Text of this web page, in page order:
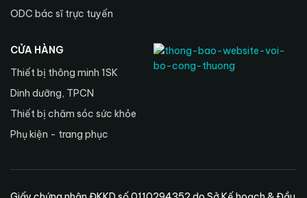
ODC bác sĩ trực tuyến
CỬA HÀNG
Thiết bị thông minh 1SK
Dinh dưỡng, TPCN
Thiết bị chăm sóc sức khỏe
Phụ kiện - trang phục